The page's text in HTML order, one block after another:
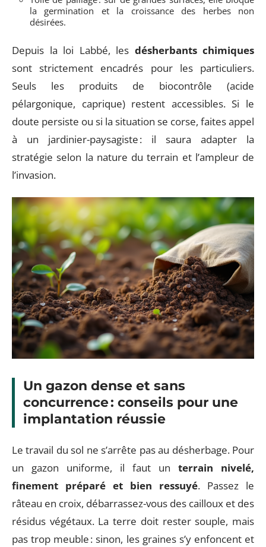
la germination et la croissance des herbes non
désirées.
Depuis la loi Labbé, les désherbants chimiques
sont strictement encadrés pour les particuliers.
Seuls les produits de biocontrôle (acide
pélargonique, caprique) restent accessibles. Si le
doute persiste ou si la situation se corse, faites appel
à un jardinier-paysagiste : il saura adapter la
stratégie selon la nature du terrain et l’ampleur de
l’invasion.
Un gazon dense et sans
concurrence : conseils pour une
implantation réussie
Le travail du sol ne s’arrête pas au désherbage. Pour
un gazon uniforme, il faut un terrain nivelé,
finement préparé et bien ressuyé. Passez le
râteau en croix, débarrassez-vous des cailloux et des
résidus végétaux. La terre doit rester souple, mais
pas trop meuble : sinon, les graines s’y enfoncent et